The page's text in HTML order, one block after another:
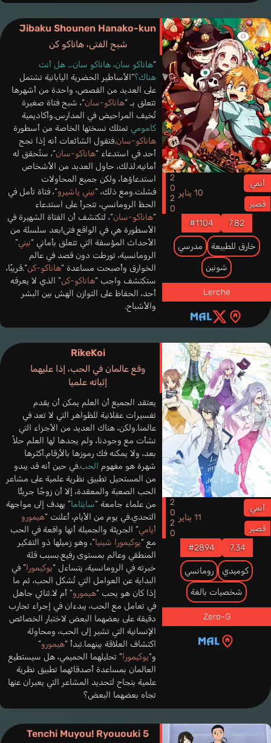
Jibaku Shounen Hanako-kun
شبح الفتى، هاناكو كن
أنمي
قصير
10 يناير 2020
7.82
#1104
خارق للطبيعة مدرسي
شونين
Lerche
“هاناكو سان، هاناكو سان… هل أنت
هناك؟”الأساطير الحضرية اليابانية تشتمل
على العديد من القصص، واحدة من أشهرها
تتعلق بـ “هاناكو-سان“، شبح فتاة صغيرة
تُخيف المراحيض في المدارس.وأكاديمية
كامومي تمتلك نسختها الخاصة من أسطورة
هاناكو-سان.فتقول الشائعات أنه إذا نجح
أحد في استدعاء “هاناكو-سان“، ستُحقق له
أمانيه.لذلك، حاول العديد من الأشخاص
استدعاؤها، ولكن جميع المحاولات
فشلت.ومع ذلك، “نيني ياشيرو“، فتاة تأمل في
الحظ الرومانسي، تتجرأ على استدعاء
“هاناكو-سان“، لتكتشف أن الفتاة الشهيرة في
الأسطورة هي في الواقع فتى!بعد سلسلة من
الأحداث المؤسفة التي تتعلق بأماني “نيني”
الرومانسية، تورطت دون قصد في عالم
الخوارق وأصبحت مساعدة “هاناكو-كن“.قريبًا،
ستكتشف واجب “هاناكو-كن” الذي لا يعرفه
أحد، الحفاظ على التوازن الهش بين البشر
والأشباح.
RikeKoi
وقع عالمان في الحب، إذا عليهما
إثباته علميا
أنمي
قصير
11 يناير 2020
7.34
#2894
كوميدي رومانسي
شخصيات بالغة
Zero-G
يعتقد الجميع أن العلم يمكن أن يقدم
تفسيرات عقلانية للظواهر التي لا تعد في
عالمنا.ولكن، هناك العديد من الأجزاء التي
نشأت مع وجودنا، ولم يجدها لها العلم حلاً
بعد، ولا يمكنه فك رموزها بالأرقام.أكثرها
شهرة هو مفهوم الحب.في حين أنه قد يبدو
من المستحيل تطبيق نظرية علمية على مشاعر
الحب الصعبة والمعقدة، إلا أن زوجًا جريئًا
من علماء جامعة “سايتاما” يهدف إلى مواجهة
التحدي.في يوم من الأيام، أعلنت “هيمورو
أيامي” الجريئة والجميلة أنها واقعة في الحب
مع “يوكيمورا شينيا”، وهو زميلها ذو التفكير
المنطقي وعالم بمستوى رفيع.بسبب قلة
خبرته في الرومانسية، يتساءل “يوكيمورا” في
البداية عن العوامل التي تُشكل الحب، ثم ما
إذا كان هو يحب “هيمورو” أم لا.ثنائي جاهل
في تعامل مع الحب، يبدءان في إجراء تجارب
دقيقة على بعضهما البعض لاختبار الخصائص
الإنسانية التي تشير إلى الحب، ومحاولة
اكتشاف العلاقة بينهما.تبدأ “هيمورو”
و“يوكيمورا” تحليلهما الحميمي، هل سيستطيع
العالمان بمساعدة أصدقائهما تطبيق نظرية
علمية بنجاح لتحديد المشاعر التي يعبران عنها
تجاه بعضهما البعض؟
Tenchi Muyou! Ryououki 5